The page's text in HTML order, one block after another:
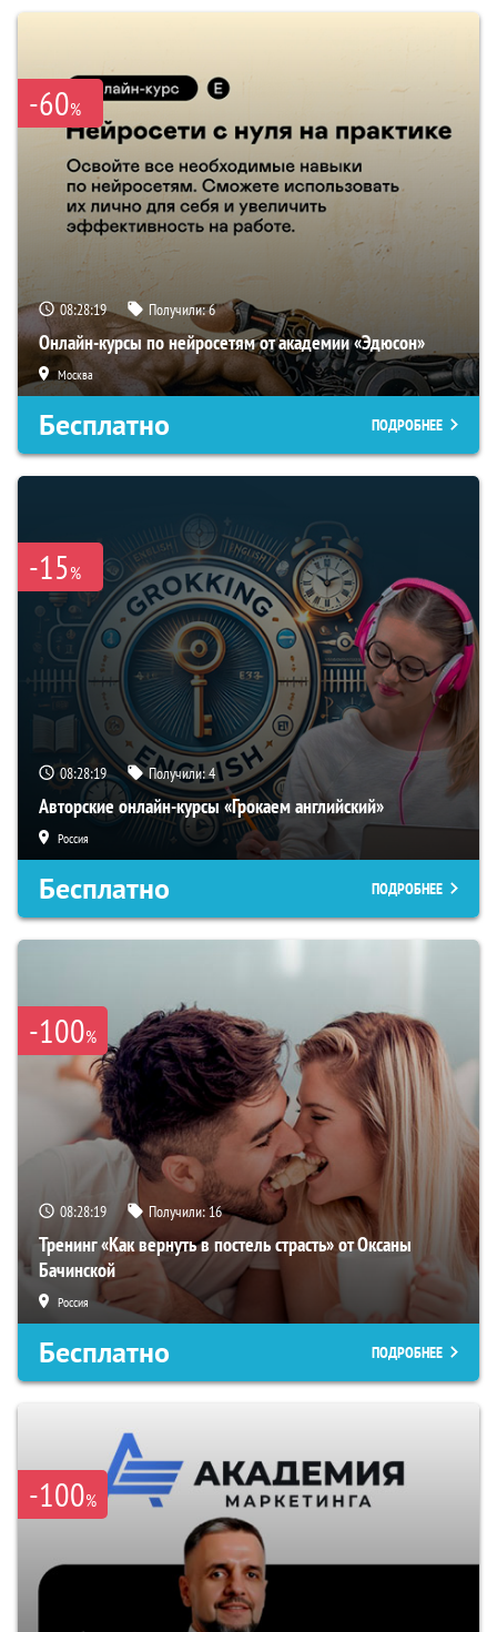
-60%
08:28:18 Получили:6
Онлайн-курсы по нейросетям от академии «Эдюсон»
Москва
Бесплатно ПОДРОБНЕЕ
-15%
08:28:18 Получили:4
Авторские онлайн-курсы «Грокаем английский»
Россия
Бесплатно ПОДРОБНЕЕ
-100%
08:28:18 Получили:16
Тренинг «Как вернуть в постель страсть» от Оксаны
Бачинской
Россия
Бесплатно ПОДРОБНЕЕ
-100%